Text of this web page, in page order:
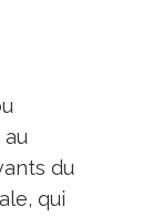
du
qui